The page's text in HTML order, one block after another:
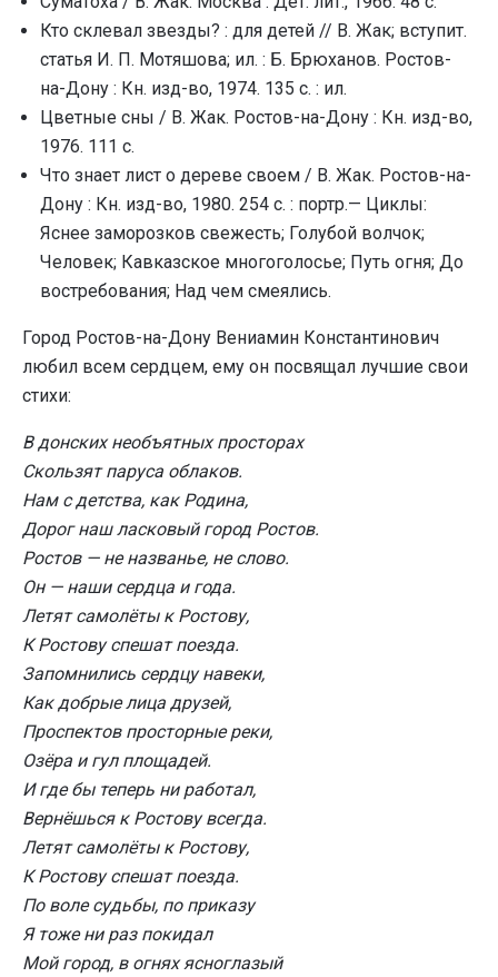
Кто склевал звезды? : для детей // В. Жак; вступит.
статья И. П. Мотяшова; ил. : Б. Брюханов. Ростов-
на-Дону : Кн. изд-во, 1974. 135 с. : ил.
Цветные сны / В. Жак. Ростов-на-Дону : Кн. изд-во,
1976. 111 с.
Что знает лист о дереве своем / В. Жак. Ростов-на-
Дону : Кн. изд-во, 1980. 254 с. : портр.— Циклы:
Яснее заморозков свежесть; Голубой волчок;
Человек; Кавказское многоголосье; Путь огня; До
востребования; Над чем смеялись.
Город Ростов-на-Дону Вениамин Константинович
любил всем сердцем, ему он посвящал лучшие свои
стихи:
В донских необъятных просторах
Скользят паруса облаков.
Нам с детства, как Родина,
Дорог наш ласковый город Ростов.
Ростов — не названье, не слово.
Он — наши сердца и года.
Летят самолёты к Ростову,
К Ростову спешат поезда.
Запомнились сердцу навеки,
Как добрые лица друзей,
Проспектов просторные реки,
Озёра и гул площадей.
И где бы теперь ни работал,
Вернёшься к Ростову всегда.
Летят самолёты к Ростову,
К Ростову спешат поезда.
По воле судьбы, по приказу
Я тоже ни раз покидал
Мой город, в огнях ясноглазый